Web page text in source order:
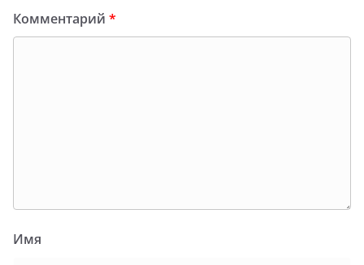
Комментарий *
Имя